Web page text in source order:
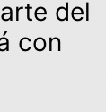
del
con